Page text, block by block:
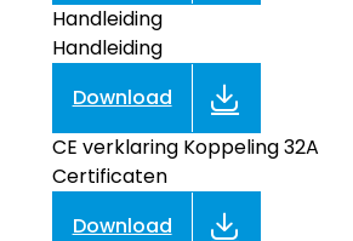
Handleiding
Handleiding
Download
CE verklaring Koppeling 32A
Certificaten
Download